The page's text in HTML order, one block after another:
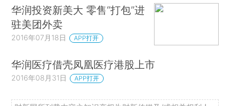
华润投资新美大 零售“打包”进
驻美团外卖
2016年07月18日 APP打开
华润医疗借壳凤凰医疗港股上市
2016年08月31日 APP打开